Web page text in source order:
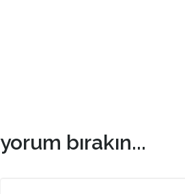
yorum bırakın...